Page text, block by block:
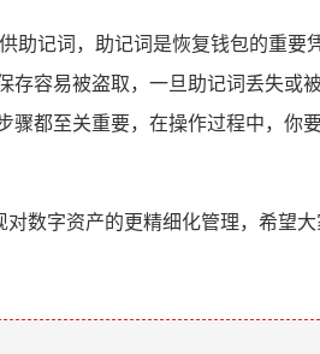
助记词，助记词是恢复钱包的重
容易被盗取，一旦助记词丢失或
骤都至关重要，在操作过程中，
数字资产的更精细化管理，希望